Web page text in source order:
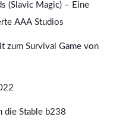
(Slavic Magic) – Eine
AAA Studios
zum Survival Game von
die Stable b238